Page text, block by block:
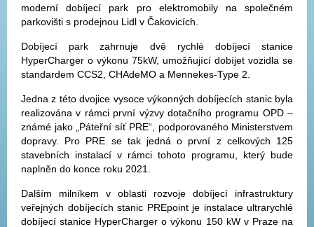
moderní dobíjecí park pro elektromobily na společném
parkovišti s prodejnou Lidl v Čakovicích.
Dobíjecí park zahrnuje dvě rychlé dobíjecí stanice
HyperCharger o výkonu 75kW, umožňující dobíjet vozidla se
standardem CCS2, CHAdeMO a Mennekes-Type 2.
Jedna z této dvojice vysoce výkonných dobíjecích stanic byla
realizována v rámci první výzvy dotačního programu OPD –
známé jako „Páteřní síť PRE“, podporovaného Ministerstvem
dopravy. Pro PRE se tak jedná o první z celkových 125
stavebních instalací v rámci tohoto programu, který bude
naplněn do konce roku 2021.
Dalším milníkem v oblasti rozvoje dobíjecí infrastruktury
veřejných dobíjecích stanic PREpoint je instalace ultrarychlé
dobíjecí stanice HyperCharger o výkonu 150 kW v Praze na